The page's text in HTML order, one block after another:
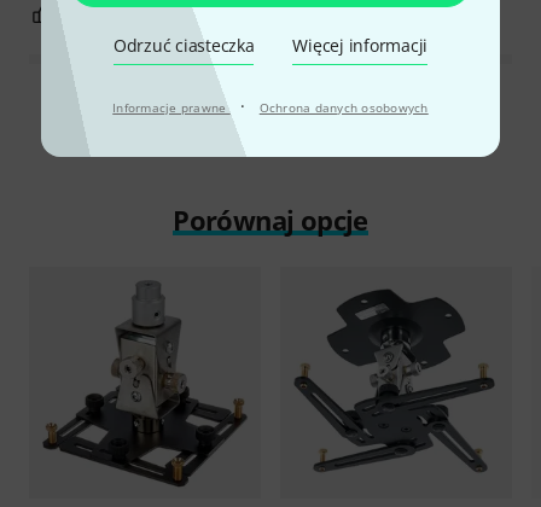
Odrzuć ciasteczka Więcej informacji
Informacje prawne · Ochrona danych osobowych
0
Wszystkie oceny
Porównaj opcje